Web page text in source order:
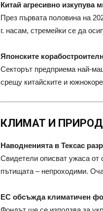
Китай агресивно изкупува
През първата половина на
г. насам, стремейки се да
Японските
Секторът предприема най-
срещу китайските и
КЛИМАТ И
Наводненията в Тексас
Свидетели описват ужаса от
пътищата – непроходими.
ЕС обсъжда климатичен